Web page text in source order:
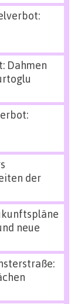
Dahmen
der
neue